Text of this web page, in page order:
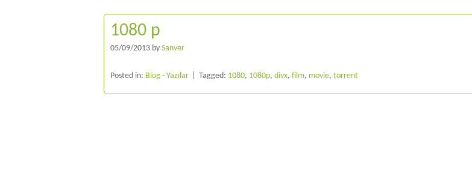
1080 p
05/09/2013 by Sanver
Posted in: Blog - Yazılar Tagged: 1080, 1080p, divx, film, movie, torrent